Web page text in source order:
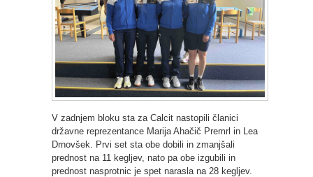
V zadnjem bloku sta za Calcit nastopili članici
državne reprezentance Marija Ahačič Premrl in Lea
Drnovšek. Prvi set sta obe dobili in zmanjšali
prednost na 11 kegljev, nato pa obe izgubili in
prednost nasprotnic je spet narasla na 28 kegljev.